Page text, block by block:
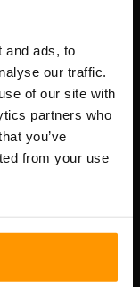
and ads, to
our traffic.
of our site with
partners who
you’ve
from your use
linnaosa,